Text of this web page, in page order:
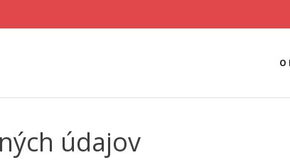
O
údajov